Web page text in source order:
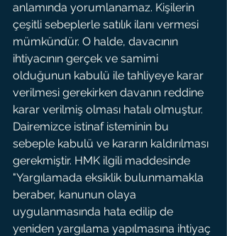
anlamında yorumlanamaz. Kişilerin
çeşitli sebeplerle satılık ilanı vermesi
mümkündür. O halde, davacının
ihtiyacının gerçek ve samimi
olduğunun kabulü ile tahliyeye karar
verilmesi gerekirken davanın reddine
karar verilmiş olması hatalı olmuştur.
Dairemizce istinaf isteminin bu
sebeple kabulü ve kararın kaldırılması
gerekmiştir. HMK ilgili maddesinde
"Yargılamada eksiklik bulunmamakla
beraber, kanunun olaya
uygulanmasında hata edilip de
yeniden yargılama yapılmasına ihtiyaç